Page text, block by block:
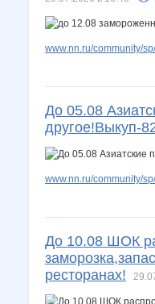
www.nn.ru/community/
До 05.08
другое!Выкуп-
www.nn.ru/community/
До 10.08 ШОК
ресторанах!